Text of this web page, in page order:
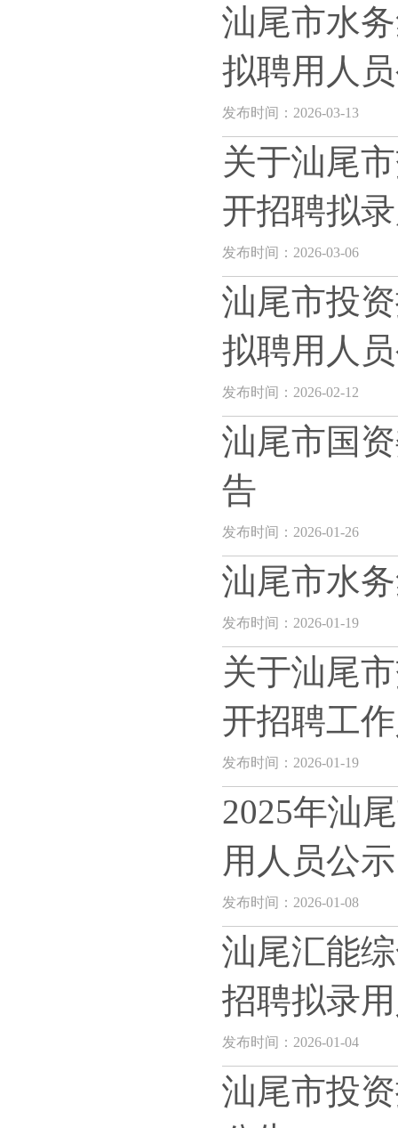
汕尾市水
拟聘用人
发布时间：2026-03-13
关于汕尾
开招聘拟
发布时间：2026-03-06
汕尾市投
拟聘用人
发布时间：2026-02-12
汕尾市国
告
发布时间：2026-01-26
汕尾市水
发布时间：2026-01-19
关于汕尾
开招聘工
发布时间：2026-01-19
2025年汕
用人员公示
发布时间：2026-01-08
汕尾汇能
招聘拟录
发布时间：2026-01-04
汕尾市投